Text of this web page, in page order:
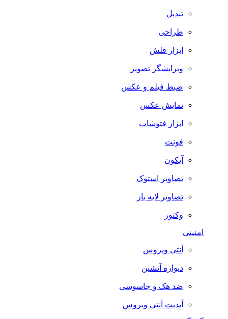
تبدیل
طراحی
ابزار فلش
ویرایشگر تصویر
ضبط فيلم و عكس
نمایش عکس
ابزار فتوشاپ
فونت
آیکون
تصاویر استوک
تصاویر لایه باز
وکتور
امنیتی
آنتی ویروس
دیواره آتشین
ضد هک و جاسوسی
آپدیت آنتی ویروس